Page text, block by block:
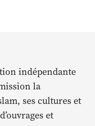
indépendante
la
ses cultures et
et